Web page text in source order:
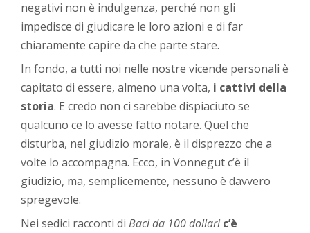
negativi non è indulgenza, perché non gli
impedisce di giudicare le loro azioni e di far
chiaramente capire da che parte stare.
In fondo, a tutti noi nelle nostre vicende personali è
capitato di essere, almeno una volta, i cattivi della
storia. E credo non ci sarebbe dispiaciuto se
qualcuno ce lo avesse fatto notare. Quel che
disturba, nel giudizio morale, è il disprezzo che a
volte lo accompagna. Ecco, in Vonnegut c’è il
giudizio, ma, semplicemente, nessuno è davvero
spregevole.
Nei sedici racconti diBaci da 100 dollari c’è